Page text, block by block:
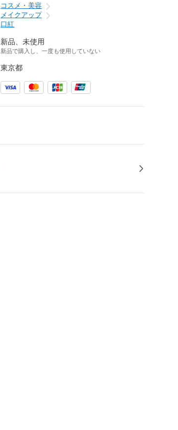
コスメ・美容
メイクアップ
口紅
新品、未使用
新品で購入し、一度も使用していない
東京都